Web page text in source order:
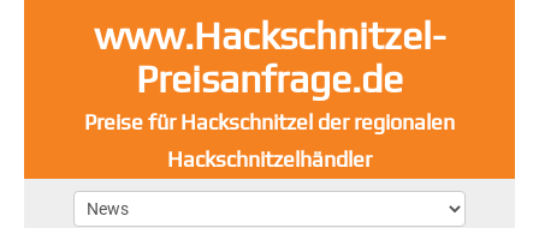
www.Hackschnitzel-
Preisanfrage.de
Preise für Hackschnitzel der regionalen
Hackschnitzelhändler